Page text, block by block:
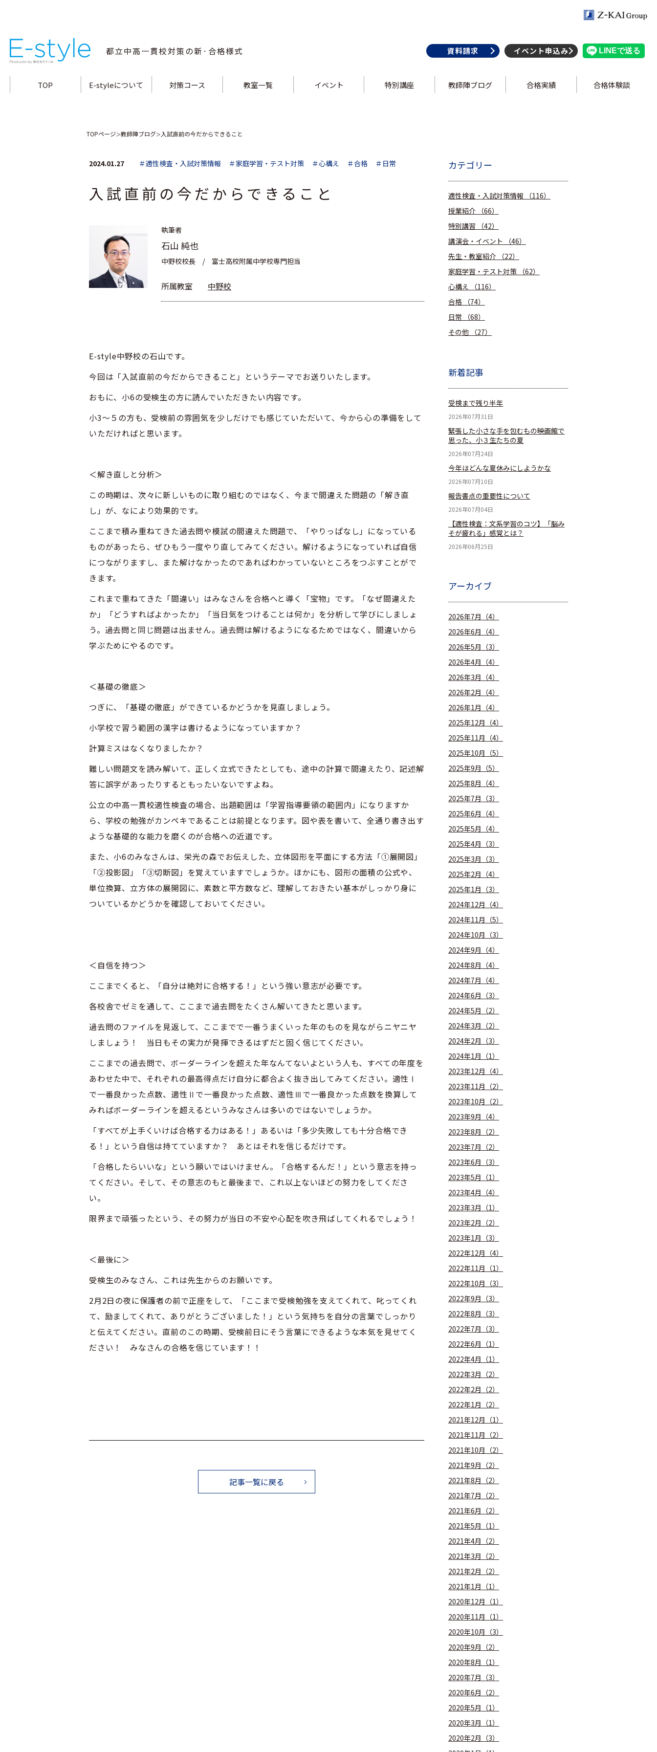
都立中高一貫校対策の新·合格様式 資料請求 イベント申込み
TOP E-styleについて 対策コース 教室一覧 イベント 特別講座 教師陣ブログ 合格実績 合格体験談
TOPページ＞教師陣ブログ＞ 入試直前の今だからできること
2024.01.27 ＃適性検査・入試対策情報 ＃家庭学習・テスト対策 ＃心構え ＃合格 ＃日常
入試直前の今だからできること
執筆者
石山 純也
中野校校長 / 富士高校附属中学校専門担当
所属教室 中野校
E-style中野校の石山です。
今回は「入試直前の今だからできること」というテーマでお送りいたします。
おもに、小6の受検生の方に読んでいただきたい内容です。
小3～５の方も、受検前の雰囲気を少しだけでも感じていただいて、今から心の準備をして
いただければと思います。
＜解き直しと分析＞
この時期は、次々に新しいものに取り組むのではなく、今まで間違えた問題の「解き直
し」が、なにより効果的です。
ここまで積み重ねてきた過去問や模試の間違えた問題で、「やりっぱなし」になっている
ものがあったら、ぜひもう一度やり直してみてください。解けるようになっていれば自信
につながりますし、また解けなかったのであればわかっていないところをつぶすことがで
きます。
これまで重ねてきた「間違い」はみなさんを合格へと導く「宝物」です。「なぜ間違えた
か」「どうすればよかったか」「当日気をつけることは何か」を分析して学びにしましょ
う。過去問と同じ問題は出ません。過去問は解けるようになるためではなく、間違いから
学ぶためにやるのです。
＜基礎の徹底＞
つぎに、「基礎の徹底」ができているかどうかを見直しましょう。
小学校で習う範囲の漢字は書けるようになっていますか？
計算ミスはなくなりましたか？
難しい問題文を読み解いて、正しく立式できたとしても、途中の計算で間違えたり、記述解
答に誤字があったりするともったいないですよね。
公立の中高一貫校適性検査の場合、出題範囲は「学習指導要領の範囲内」になりますか
ら、学校の勉強がカンペキであることは前提となります。図や表を書いて、全通り書き出す
ような基礎的な能力を磨くのが合格への近道です。
また、小6のみなさんは、栄光の森でお伝えした、立体図形を平面にする方法「①展開図」
「②投影図」「③切断図」を覚えていますでしょうか。ほかにも、図形の面積の公式や、
単位換算、立方体の展開図に、素数と平方数など、理解しておきたい基本がしっかり身に
ついているかどうかを確認しておいてください。
＜自信を持つ＞
ここまでくると、「自分は絶対に合格する！」という強い意志が必要です。
各校舎でゼミを通して、ここまで過去問をたくさん解いてきたと思います。
過去問のファイルを見返して、ここまでで一番うまくいった年のものを見ながらニヤニヤ
しましょう！ 当日もその実力が発揮できるはずだと固く信じてください。
ここまでの過去問で、ボーダーラインを超えた年なんてないよという人も、すべての年度を
あわせた中で、それぞれの最高得点だけ自分に都合よく抜き出してみてください。適性Ⅰ
で一番良かった点数、適性Ⅱで一番良かった点数、適性Ⅲで一番良かった点数を換算して
みればボーダーラインを超えるというみなさんは多いのではないでしょうか。
「すべてが上手くいけば合格する力はある！」あるいは「多少失敗しても十分合格でき
る！」という自信は持てていますか？ あとはそれを信じるだけです。
「合格したらいいな」という願いではいけません。「合格するんだ！」という意志を持っ
てください。そして、その意志のもと最後まで、これ以上ないほどの努力をしてくださ
い。
限界まで頑張ったという、その努力が当日の不安や心配を吹き飛ばしてくれるでしょう！
＜最後に＞
受検生のみなさん、これは先生からのお願いです。
2月2日の夜に保護者の前で正座をして、「ここまで受検勉強を支えてくれて、叱ってくれ
て、励ましてくれて、ありがとうございました！」という気持ちを自分の言葉でしっかり
と伝えてください。直前のこの時期、受検前日にそう言葉にできるような本気を見せてく
ださい！ みなさんの合格を信じています！！
記事一覧に戻る
カテゴリー
適性検査・入試対策情報
（116）
授業紹介
（66）
特別講習
（42）
講演会・イベント
（46）
先生・教室紹介
（22）
家庭学習・テスト対策
（62）
心構え
（116）
合格
（74）
日常
（68）
その他
（27）
新着記事
受検まで残り半年
2026年07月31日
緊張した小さな手を包むもの――映画館で
思った、小３生たちの夏
2026年07月24日
今年はどんな夏休みにしようかな
2026年07月10日
報告書点の重要性について
2026年07月04日
【適性検査：文系学習のコツ】「脳み
そが疲れる」感覚とは？
2026年06月25日
アーカイブ
2026年7月（4）
2026年6月（4）
2026年5月（3）
2026年4月（4）
2026年3月（4）
2026年2月（4）
2026年1月（4）
2025年12月（4）
2025年11月（4）
2025年10月（5）
2025年9月（5）
2025年8月（4）
2025年7月（3）
2025年6月（4）
2025年5月（4）
2025年4月（3）
2025年3月（3）
2025年2月（4）
2025年1月（3）
2024年12月（4）
2024年11月（5）
2024年10月（3）
2024年9月（4）
2024年8月（4）
2024年7月（4）
2024年6月（3）
2024年5月（2）
2024年3月（2）
2024年2月（3）
2024年1月（1）
2023年12月（4）
2023年11月（2）
2023年10月（2）
2023年9月（4）
2023年8月（2）
2023年7月（2）
2023年6月（3）
2023年5月（1）
2023年4月（4）
2023年3月（1）
2023年2月（2）
2023年1月（3）
2022年12月（4）
2022年11月（1）
2022年10月（3）
2022年9月（3）
2022年8月（3）
2022年7月（3）
2022年6月（1）
2022年4月（1）
2022年3月（2）
2022年2月（2）
2022年1月（2）
2021年12月（1）
2021年11月（2）
2021年10月（2）
2021年9月（2）
2021年8月（2）
2021年7月（2）
2021年6月（2）
2021年5月（1）
2021年4月（2）
2021年3月（2）
2021年2月（2）
2021年1月（1）
2020年12月（1）
2020年11月（1）
2020年10月（3）
2020年9月（2）
2020年8月（1）
2020年7月（3）
2020年6月（2）
2020年5月（1）
2020年3月（1）
2020年2月（3）